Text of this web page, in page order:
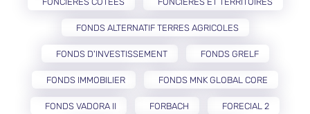
FONDS ALTERNATIF TERRES AGRICOLES
FONDS D'INVESTISSEMENT FONDS GRELF
FONDS IMMOBILIER FONDS MNK GLOBAL CORE
FONDS VADORA II FORBACH FORECIAL 2